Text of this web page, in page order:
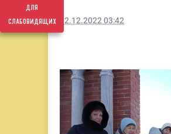
для
слабовидящих
12.12.2022 03:42